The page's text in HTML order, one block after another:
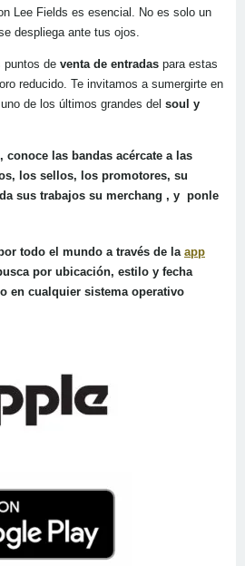
Lee Fields es esencial. No es solo un
despliega ante tus ojos.
puntos de venta de entradas para estas
reducido. Te invitamos a sumergirte en
de los últimos grandes del soul y
las bandas acércate a las
los sellos, los promotores, su
sus trabajos su merchang , y ponle
todo el mundo a través de la app
por ubicación, estilo y fecha
en cualquier sistema operativo